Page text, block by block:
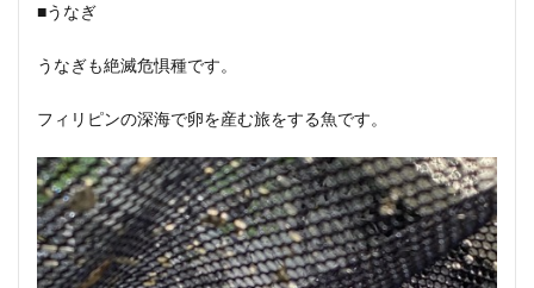
■うなぎ
うなぎも絶滅危惧種です。
フィリピンの深海で卵を産む旅をする魚です。